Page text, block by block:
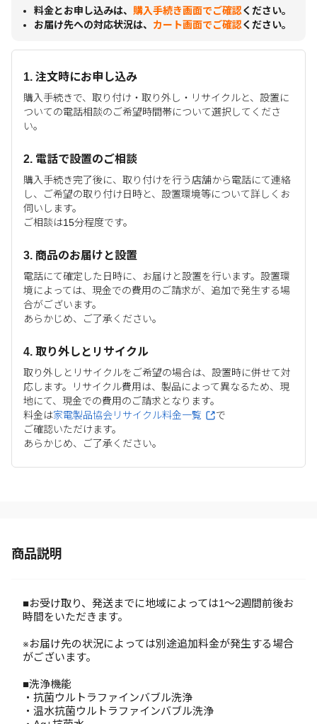
料金とお申し込みは、 購入手続き画面でご確認ください。
お届け先への対応状況は、 カート画面でご確認ください。
1. 注文時にお申し込み
購入手続きで、取り付け・取り外し・リサイクルと、設置に
ついての電話相談のご希望時間帯について選択してくださ
い。
2. 電話で設置のご相談
購入手続き完了後に、取り付けを行う店舗から電話にて連絡
し、ご希望の取り付け日時と、設置環境等について詳しくお
伺いします。
ご相談は15分程度です。
3. 商品のお届けと設置
電話にて確定した日時に、お届けと設置を行います。設置環
境によっては、現金での費用のご請求が、追加で発生する場
合がございます。
あらかじめ、ご了承ください。
4. 取り外しとリサイクル
取り外しとリサイクルをご希望の場合は、設置時に併せて対
応します。リサイクル費用は、製品によって異なるため、現
地にて、現金での費用のご請求となります。
料金は家電製品協会リサイクル料金一覧
で
ご確認いただけます。
あらかじめ、ご了承ください。
商品説明
■お受け取り、発送までに地域によっては1～2週間前後お
時間をいただきます。
※お届け先の状況によっては別途追加料金が発生する場合
がございます。
■洗浄機能
・抗菌ウルトラファインバブル洗浄
・温水抗菌ウルトラファインバブル洗浄